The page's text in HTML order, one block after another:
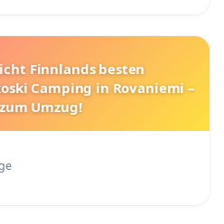
Finnlands besten
Camping in Rovaniemi –
Umzug!